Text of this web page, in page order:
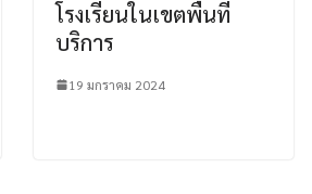
โรงเรียนในเขตพื้นที่
บริการ
19 มกราคม 2024